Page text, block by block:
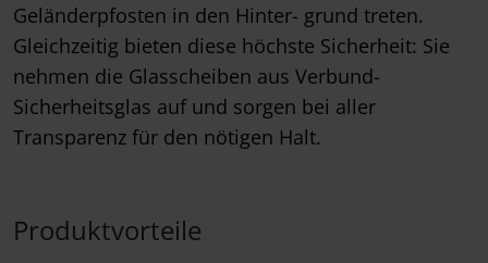
Geländerpfosten in den Hinter- grund treten.
Gleichzeitig bieten diese höchste Sicherheit: Sie
nehmen die Glasscheiben aus Verbund-
Sicherheitsglas auf und sorgen bei aller
Transparenz für den nötigen Halt.
Produktvorteile